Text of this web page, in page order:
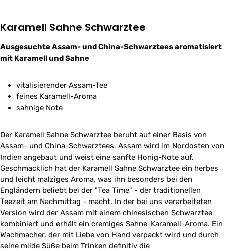
Karamell Sahne Schwarztee
Ausgesuchte Assam- und China-Schwarztees aromatisiert
mit Karamell und Sahne
vitalisierender Assam-Tee
feines Karamell-Aroma
sahnige Note
Der Karamell Sahne Schwarztee beruht auf einer Basis von
Assam- und China-Schwarztees. Assam wird im Nordosten von
Indien angebaut und weist eine sanfte Honig-Note auf.
Geschmacklich hat der Karamell Sahne Schwarztee ein herbes
und leicht malziges Aroma, was ihn besonders bei den
Engländern beliebt bei der "Tea Time" - der traditionellen
Teezeit am Nachmittag - macht. In der bei uns verarbeiteten
Version wird der Assam mit einem chinesischen Schwarztee
kombiniert und erhält ein cremiges Sahne-Karamell-Aroma. Ein
Wachmacher, der mit Liebe von Hand verpackt wird und durch
seine milde Süße beim Trinken definitiv die